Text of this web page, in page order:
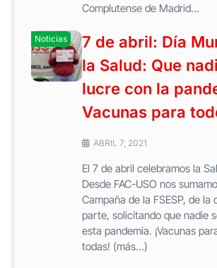
Complutense de Madrid...
Noticias
7 de abril: Día
la Salud: Que
lucre con la
Vacunas para
ABRIL 7, 2021
El 7 de abril celebramos la
Desde FAC-USO nos
Campaña de la FSESP, de la
parte, solicitando que nadie
esta pandemia. ¡Vacunas
todas! (más…)